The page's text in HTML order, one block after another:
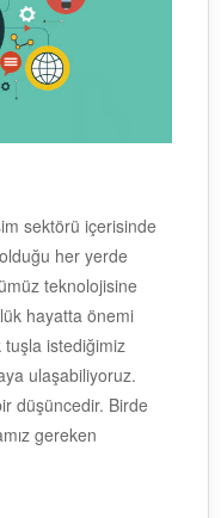
sektörü içerisinde
her yerde
teknolojisine
hayatta önemi
tuşla istediğimiz
ulaşabiliyoruz.
düşüncedir. Birde
gereken